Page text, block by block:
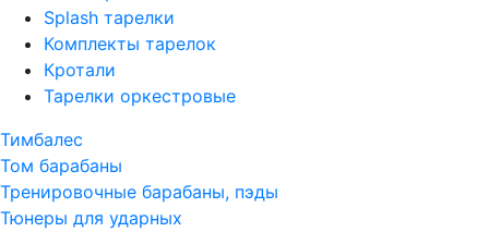
Splash тарелки
Комплекты тарелок
Кротали
Тарелки оркестровые
Тимбалес
Том барабаны
Тренировочные барабаны, пэды
Тюнеры для ударных